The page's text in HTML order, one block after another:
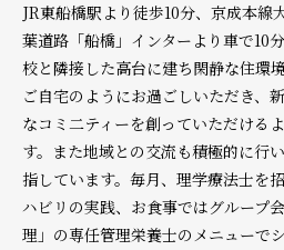
JR東船橋駅より徒歩10分、京成本線
葉道路「船橋」インターより車で10
校と隣接した高台に建ち閑静な住環
ご自宅のようにお過ごしいただき、
なコミ二ティーを創っていただける
す。また地域との交流も積極的に行
指しています。毎月、理学療法士を
ハビリの実践、お食事ではグループ
理」の専任管理栄養士のメニューで